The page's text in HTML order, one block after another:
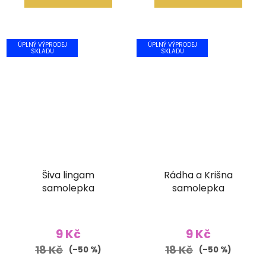
ÚPLNÝ VÝPRODEJ
SKLADU
Šiva lingam
samolepka
9 Kč
18 Kč (–50 %)
ÚPLNÝ VÝPRODEJ
SKLADU
Rádha a Krišna
samolepka
9 Kč
18 Kč (–50 %)